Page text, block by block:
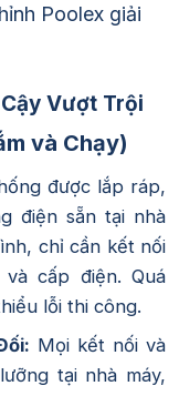
Poolex giải
Vượt Trội
và Chạy)
được lắp ráp,
điện sẵn tại nhà
chỉ cần kết nối
cấp điện. Quá
lỗi thi công.
Mọi kết nối và
tại nhà máy,